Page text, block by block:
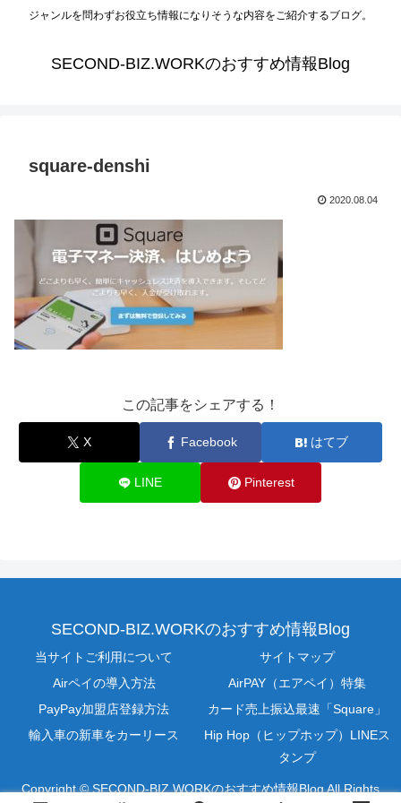
ジャンルを問わずお役立ち情報になりそうな内容をご紹介するブログ。
SECOND-BIZ.WORKのおすすめ情報Blog
square-denshi
2020.08.04
この記事をシェアする！
X Facebook はてブ
LINE Pinterest
SECOND-BIZ.WORKのおすすめ情報Blog
当サイトご利用について
サイトマップ
Airペイの導入方法
AirPAY（エアペイ）特集
PayPay加盟店登録方法
カード売上振込最速「Square」
輸入車の新車をカーリース
Hip Hop（ヒップホップ）LINEス
タンプ
Copyright © SECOND-BIZ.WORKのおすすめ情報Blog All Rights